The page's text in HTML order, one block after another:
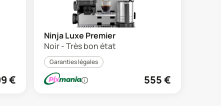
€
Ninja Luxe Premier
Noir - Très bon état
Garanties légales
555€